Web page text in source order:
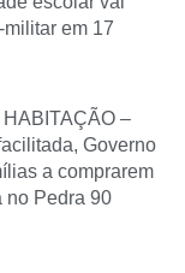
em 17
–
Governo
a comprarem
no Pedra 90